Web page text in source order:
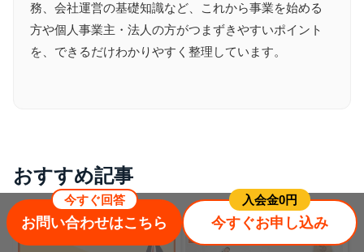
務、会社運営の基礎知識など、これから事業を始める
方や個人事業主・法人の方がつまずきやすいポイント
を、できるだけわかりやすく整理しています。
おすすめ記事
お問い合わせはこちら
今すぐ回答
今すぐお申し込み
⼊会⾦0円